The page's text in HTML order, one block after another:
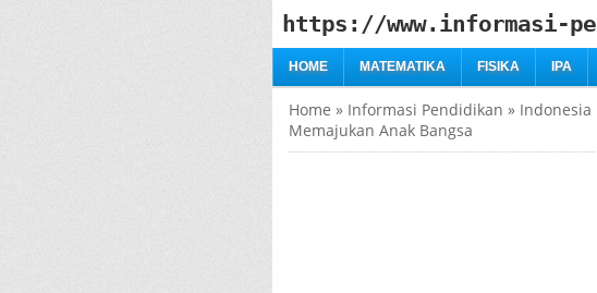
https://www.informasi-
HOME MATEMATIKA FISIKA IPA
Home » Informasi Pendidikan » Indonesia
Memajukan Anak Bangsa